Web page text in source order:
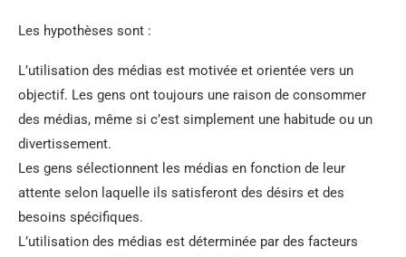
Les hypothèses sont :
L’utilisation des médias est motivée et orientée vers un
objectif. Les gens ont toujours une raison de consommer
des médias, même si c’est simplement une habitude ou un
divertissement.
Les gens sélectionnent les médias en fonction de leur
attente selon laquelle ils satisferont des désirs et des
besoins spécifiques.
L’utilisation des médias est déterminée par des facteurs